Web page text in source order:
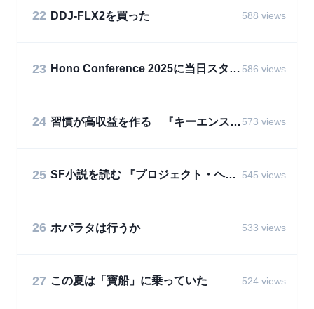
22 DDJ-FLX2を買った 588 views
23 Hono Conference 2025に当日スタッフとして参加をした 586 views
24 習慣が高収益を作る 『キーエンス解剖』を読んで573 views
25 SF小説を読む 『プロジェクト・ヘイル・メアリー』 545 views
26 ホパラタは行うか 533 views
27 この夏は「寶船」に乗っていた 524 views